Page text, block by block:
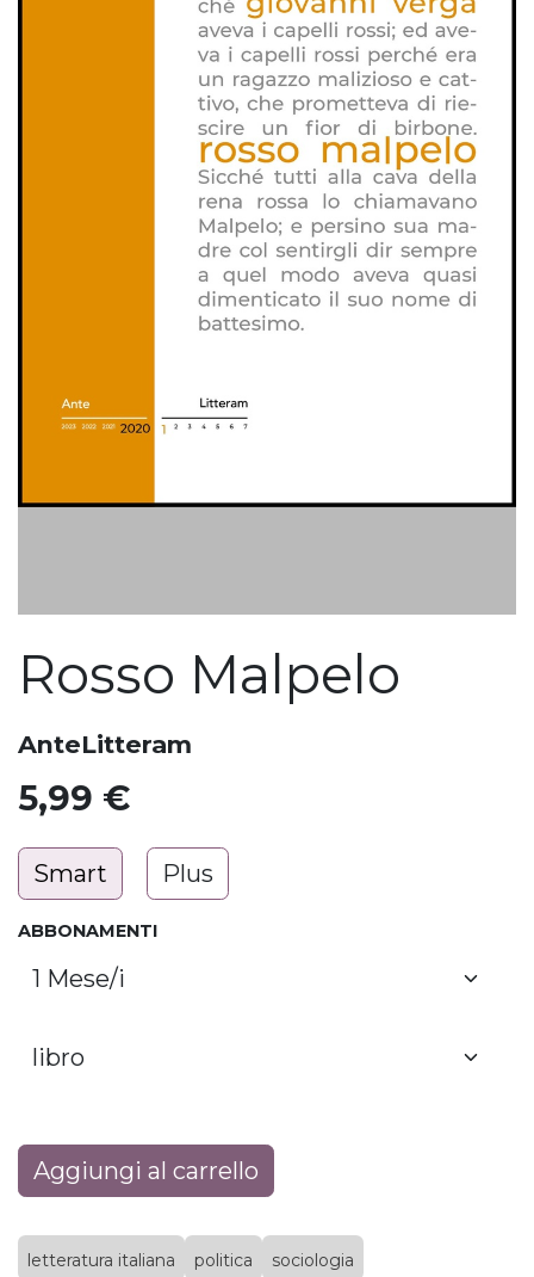
Rosso Malpelo
AnteLitteram
5,99 €
Smart Plus
ABBONAMENTI
Aggiungi al carrello
letteratura italiana politica sociologia